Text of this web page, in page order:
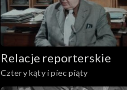
Relacje reporterskie
Cztery kąty i piec piąty